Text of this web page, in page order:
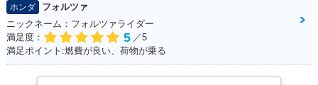
ホンダ
フォルツァ
ニックネーム：フォルツァライダー
満足度：
5 ／5
満足ポイント:燃費が良い、荷物が乗る